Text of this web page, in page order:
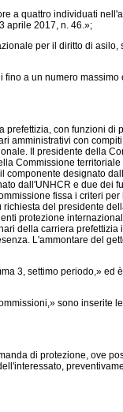
quattro individuati
aprile 2017, n. 46.»;
per il diritto di
a un numero
con funzioni di
con
Il presidente della
Commissione
designato
dall'UNHCR e due dei
fissa i criteri
del presidente
protezione
della carriera
L'ammontare del
3, settimo periodo,»
sono inserite
di protezione, ove